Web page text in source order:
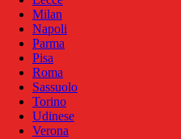
Milan
Napoli
Parma
Pisa
Roma
Sassuolo
Torino
Udinese
Verona